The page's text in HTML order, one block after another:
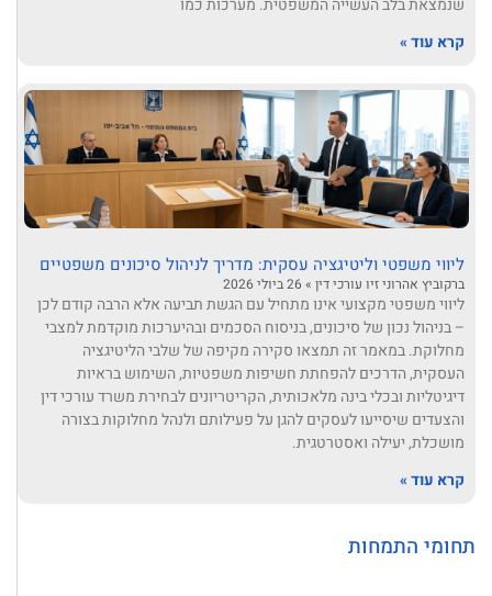
שנמצאת בלב העשייה המשפטית. מערכות כמו
קרא עוד »
ליווי משפטי וליטיגציה עסקית: מדריך לניהול סיכונים משפטיים
ברקוביץ אהרוני זיו עורכי דין
ליווי משפטי מקצועי אינו מתחיל עם הגשת תביעה אלא הרבה קודם לכן
– בניהול נכון של סיכונים, בניסוח הסכמים ובהיערכות מוקדמת למצבי
מחלוקת. במאמר זה תמצאו סקירה מקיפה של שלבי הליטיגציה
העסקית, הדרכים להפחתת חשיפות משפטיות, השימוש בראיות
דיגיטליות ובכלי בינה מלאכותית, הקריטריונים לבחירת משרד עורכי דין
והצעדים שיסייעו לעסקים להגן על פעילותם ולנהל מחלוקות בצורה
מושכלת, יעילה ואסטרטגית.
קרא עוד »
תחומי התמחות